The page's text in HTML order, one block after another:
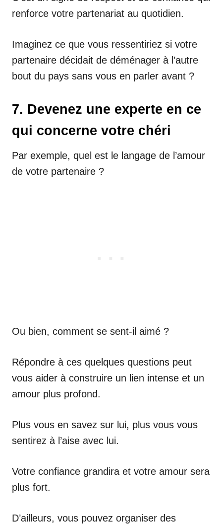
renforce votre partenariat au quotidien.
Imaginez ce que vous ressentiriez si votre
partenaire décidait de déménager à l’autre
bout du pays sans vous en parler avant ?
7. Devenez une experte en ce
qui concerne votre chéri
Par exemple, quel est le langage de l’amour
de votre partenaire ?
Ou bien, comment se sent-il aimé ?
Répondre à ces quelques questions peut
vous aider à construire un lien intense et un
amour plus profond.
Plus vous en savez sur lui, plus vous vous
sentirez à l’aise avec lui.
Votre confiance grandira et votre amour sera
plus fort.
D’ailleurs, vous pouvez organiser des